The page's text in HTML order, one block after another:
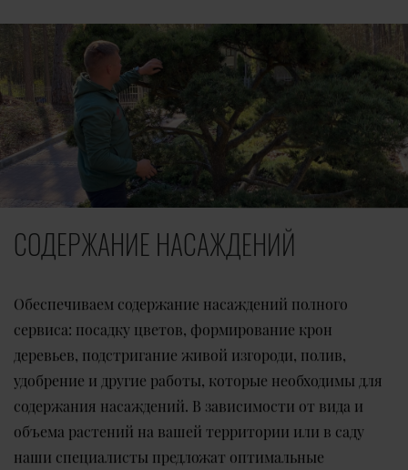
СОДЕРЖАНИЕ НАСАЖДЕНИЙ
Обеспечиваем содержание насаждений полного
сервиса: посадку цветов, формирование крон
деревьев, подстригание живой изгороди, полив,
удобрение и другие работы, которые необходимы для
содержания насаждений. В зависимости от вида и
объема растений на вашей территории или в саду
наши специалисты предложат оптимальные